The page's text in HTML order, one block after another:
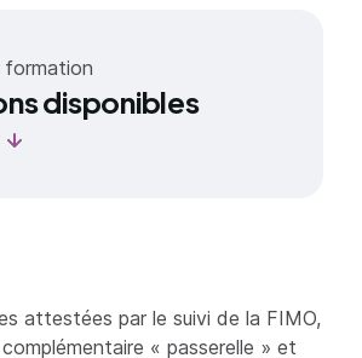
disponibles
attestées par le suivi de la FIMO,
« passerelle » et